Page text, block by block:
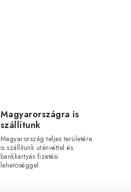
Magyarországra is
szállítunk
Magyarország teljes területére
is szállítunk utánvéttel és
bankkartyás fizetési
lehetöséggel.